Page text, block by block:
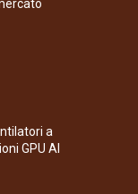
a
GPU AI